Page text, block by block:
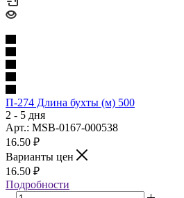
П-274 Длина бухты (м) 500
2 - 5 дня
Арт.: MSB-0167-000538
16.50 ₽
Варианты цен
16.50 ₽
Подробности